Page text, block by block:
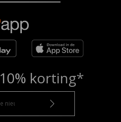
10% korting*